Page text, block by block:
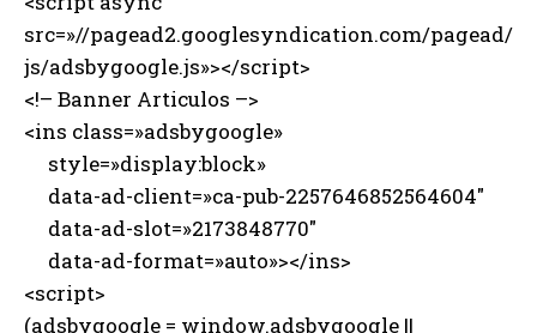
src=»//pagead2.googlesyndication.com/pagead/
js/adsbygoogle.js»></script>
<!– Banner Articulos –>
<ins class=»adsbygoogle»
style=»display:block»
data-ad-client=»ca-pub-2257646852564604″
data-ad-slot=»2173848770″
data-ad-format=»auto»></ins>
<script>
(adsbygoogle = window.adsbygoogle ||